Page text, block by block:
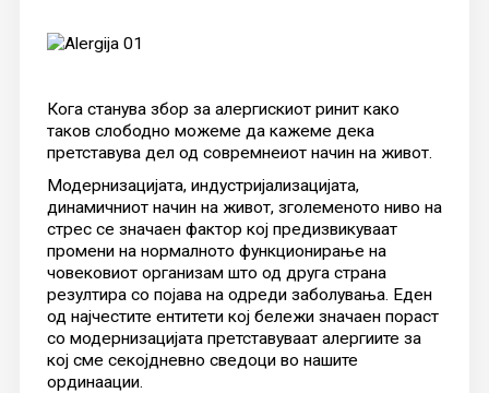
Кога станува збор за алергискиот ринит како
таков слободно можеме да кажеме дека
претставува дел од совремнеиот начин на живот.
Модернизацијата, индустријализацијата,
динамичниот начин на живот, зголеменото ниво на
стрес се значаен фактор кој предизвикуваат
промени на нормалното функционирање на
човековиот организам што од друга страна
резултира со појава на одреди заболувања. Еден
од најчестите ентитети кој бележи значаен пораст
со модернизацијата претставуваат алергиите за
кој сме секојдневно сведоци во нашите
ординаации.